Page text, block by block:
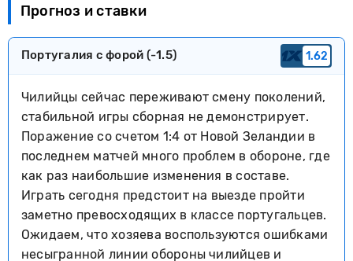
Прогноз и ставки
Португалия с форой (-1.5) 1.62
Чилийцы сейчас переживают смену поколений,
стабильной игры сборная не демонстрирует.
Поражение со счетом 1:4 от Новой Зеландии в
последнем матчей много проблем в обороне, где
как раз наибольшие изменения в составе.
Играть сегодня предстоит на выезде пройти
заметно превосходящих в классе португальцев.
Ожидаем, что хозяева воспользуются ошибками
несыгранной линии обороны чилийцев и